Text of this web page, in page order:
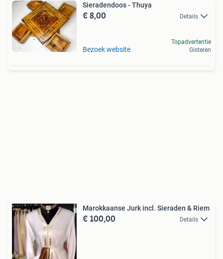
Sieradendoos - Thuya
€ 8,00 Details
Bezoek website
Topadvertentie
Gisteren
Marokkaanse Jurk incl. Sieraden & Riem
€ 100,00 Details